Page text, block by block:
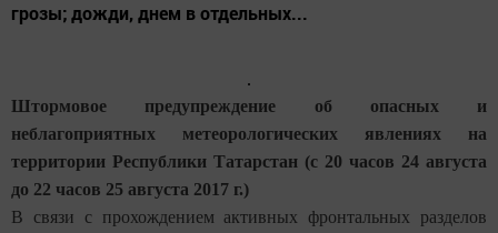
грозы; дожди, днем в отдельных...
Штормовое предупреждение об опасных и
неблагоприятных метеорологических явлениях на
территории Республики Татарстан (с 20 часов 24 августа
до 22 часов 25 августа 2017 г.)
В связи с прохождением активных фронтальных разделов